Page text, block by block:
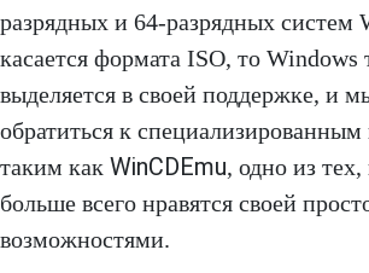
разрядных и 64-разрядных систем
касается формата ISO, то
выделяется в своей поддержке, и
обратиться к
таким как WinCDEmu, одно из
больше всего нравятся своей
возможностями.